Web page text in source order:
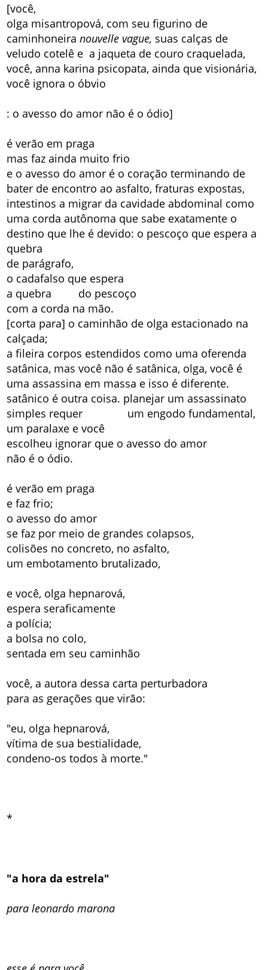
[você,
olga misantropová, com seu figurino de
caminhoneiranouvelle vague, suas calças de
veludo cotelê e a jaqueta de couro craquelada,
você, anna karina psicopata, ainda que visionária,
você ignora o óbvio
: o avesso do amor não é o ódio]
é verão em praga
mas faz ainda muito frio
e o avesso do amor é o coração terminando de
bater de encontro ao asfalto, fraturas expostas,
intestinos a migrar da cavidade abdominal como
uma corda autônoma que sabe exatamente o
destino que lhe é devido: o pescoço que espera a
quebra
de parágrafo,
o cadafalso que espera
a quebra do pescoço
com a corda na mão.
[corta para] o caminhão de olga estacionado na
calçada;
a fileira corpos estendidos como uma oferenda
satânica, mas você não é satânica, olga, você é
uma assassina em massa e isso é diferente.
satânico é outra coisa. planejar um assassinato
simples requer um engodo fundamental,
um paralaxe e você
escolheu ignorar que o avesso do amor
não é o ódio.
é verão em praga
e faz frio;
o avesso do amor
se faz por meio de grandes colapsos,
colisões no concreto, no asfalto,
um embotamento brutalizado,
e você, olga hepnarová,
espera seraficamente
a polícia;
a bolsa no colo,
sentada em seu caminhão
você, a autora dessa carta perturbadora
para as gerações que virão:
"eu, olga hepnarová,
vítima de sua bestialidade,
condeno-os todos à morte."
*
"a hora da estrela"
para leonardo marona